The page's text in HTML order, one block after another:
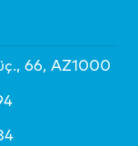
66, AZ1000